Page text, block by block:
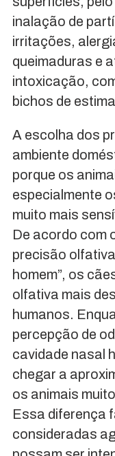
inalação de
irritações,
queimaduras e
intoxicação,
bichos de
A escolha dos
ambiente
porque os
especialmente
muito mais
De acordo com
precisão
homem”, os
olfativa mais
humanos.
percepção de
cavidade nasal
chegar a
os animais
Essa diferença
consideradas